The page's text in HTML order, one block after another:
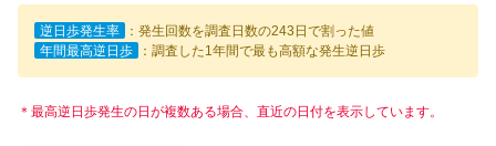
逆日歩発生率
：発生回数を調査日数の243日で割った値
年間最高逆日歩
：調査した1年間で最も高額な発生逆日歩
＊最高逆日歩発生の日が複数ある場合、直近の日付を表示しています。